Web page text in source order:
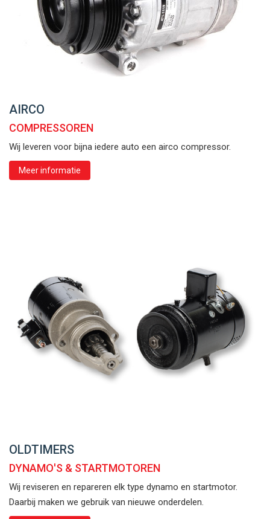
AIRCO
COMPRESSOREN
Wij leveren voor bijna iedere auto een airco compressor.
Meer informatie
OLDTIMERS
DYNAMO'S & STARTMOTOREN
Wij reviseren en repareren elk type dynamo en startmotor.
Daarbij maken we gebruik van nieuwe onderdelen.